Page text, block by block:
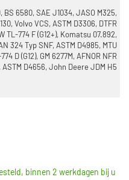
BS 6580, SAE J1034, JASO M325,
Volvo VCS, ASTM D3306, DTFR
TL-774 F (G12+), Komatsu 07.892,
324 Typ SNF, ASTM D4985, MTU
D (G12), GM 6277M, AFNOR NFR
ASTM D4656, John Deere JDM H5
binnen 2 werkdagen bij u